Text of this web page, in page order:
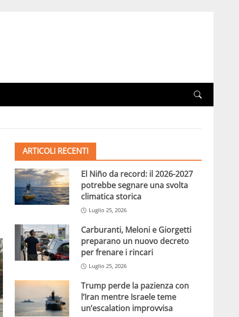
ARTICOLI RECENTI
El Niño da record: il 2026-2027
potrebbe segnare una svolta
climatica storica
Luglio 25, 2026
Carburanti, Meloni e Giorgetti
preparano un nuovo decreto
per frenare i rincari
Luglio 25, 2026
Trump perde la pazienza con
l’Iran mentre Israele teme
un’escalation improvvisa